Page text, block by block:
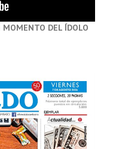
MOMENTO DEL ÍDOLO